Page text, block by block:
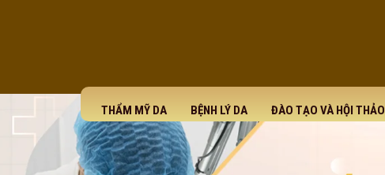
THẨM MỸ DA BỆNH LÝ DA ĐÀO TẠO VÀ HỘI THẢO